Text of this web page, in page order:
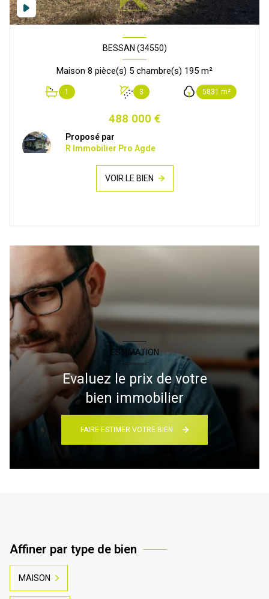
BESSAN (34550)
Maison 8 pièce(s) 5 chambre(s) 195 m²
1 3 5831 m²
488 000 €
Proposé par
R Immobilier Pro Agde
VOIR LE BIEN
ESTIMATION
Evaluez le prix de votre
bien immobilier
FAIRE ESTIMER VOTRE BIEN
Affiner par type de bien
MAISON